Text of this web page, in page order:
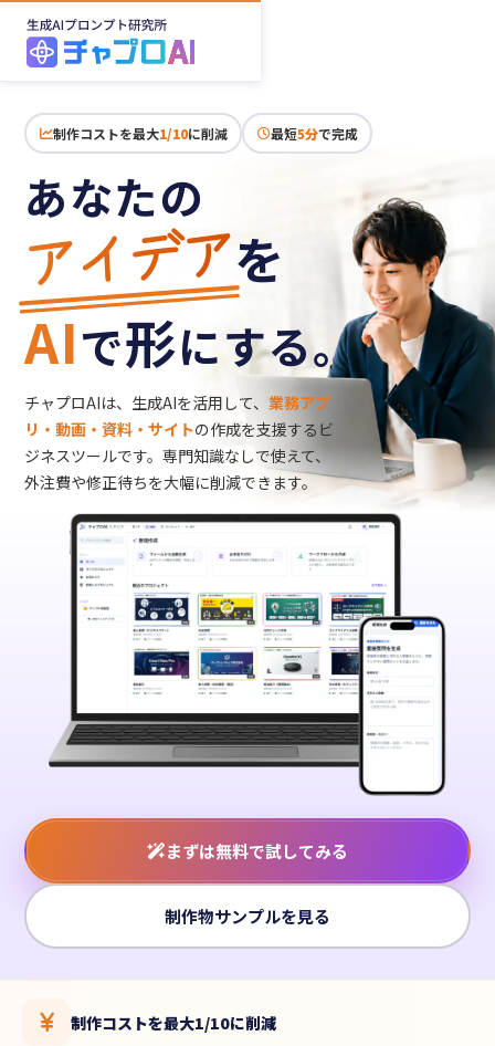
制作コストを最大1/10に削減 最短5分で完成
あなたの
アイデアを
AIで形にする。
チャプロAIは、生成AIを活用して、 業務アプ
リ・動画・資料・サイトの作成を支援するビ
ジネスツールです。 専門知識なしで使えて、
外注費や修正待ちを大幅に削減できます。
まずは無料で試してみる
制作物サンプルを見る
制作コストを最大1/10に削減